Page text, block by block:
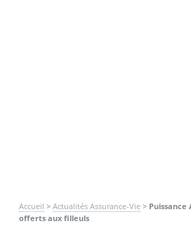
Accueil > Actualités Assurance-Vie> Puissance
offerts aux filleuls